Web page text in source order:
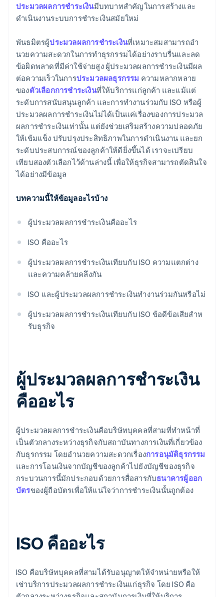
ประมวลผลการชําระเงินมีบทบาทสําคัญในการสร้างและ
ดำเนินงานระบบการชําระเงินสมัยใหม่
พันธมิตรผู้ประมวลผลการชําระเงินที่เหมาะสมสามารถอํา
นวยความสะดวกในการทําธุรกรรมได้อย่างราบรื่นและลด
ข้อผิดพลาดที่มีค่าใช้จ่ายสูง ผู้ประมวลผลการชําระเงินมีผล
ต่อความเร็วในการประมวลผลธุรกรรม ความหลากหลาย
ของตัวเลือกการชําระเงินที่ให้บริการแก่ลูกค้า และแม้แต่
ระดับการสนับสนุนลูกค้า และการทำงานร่วมกับ ISO หรือผู้
ประมวลผลการชําระเงินไม่ได้เป็นแค่เรื่องของการประมวล
ผลการชําระเงินเท่านั้น แต่ยังช่วยเสริมสร้างความปลอดภัย
ให้เข้มแข็ง ปรับปรุงประสิทธิภาพในการดําเนินงาน และยก
ระดับประสบการณ์ของลูกค้าให้ดียิ่งขึ้นได้ เราจะเปรียบ
เทียบสองตัวเลือกไว้ด้านล่างนี้ เพื่อให้ธุรกิจสามารถตัดสินใจ
ได้อย่างมีข้อมูล
บทความนี้ให้ข้อมูลอะไรบ้าง
ผู้ประมวลผลการชําระเงินคืออะไร
ISO คืออะไร
ผู้ประมวลผลการชำระเงินเทียบกับ ISO ความแตกต่าง
และความคล้ายคลึงกัน
ISO และผู้ประมวลผลการชําระเงินทํางานร่วมกันหรือไม่
ผู้ประมวลผลการชำระเงินเทียบกับ ISO ข้อดีข้อเสียสําห
รับธุรกิจ
ผู้ประมวลผลการชําระเงิน
คืออะไร
ผู้ประมวลผลการชําระเงินคือบริษัทบุคคลที่สามที่ทําหน้าที่
เป็นตัวกลางระหว่างธุรกิจกับสถาบันทางการเงินที่เกี่ยวข้อง
กับธุรกรรม โดยอํานวยความสะดวกเรื่องการอนุมัติธุรกรรม
และการโอนเงินจากบัญชีของลูกค้าไปยังบัญชีของธุรกิจ
กระบวนการนี้มักประกอบด้วยการสื่อสารกับธนาคารผู้ออก
บัตรของผู้ถือบัตรเพื่อให้แน่ใจว่าการชําระเงินนั้นถูกต้อง
ISO คืออะไร
ISO คือบริษัทบุคคลที่สามได้รับอนุญาตให้จําหน่ายหรือให้
เช่าบริการประมวลผลการชําระเงินแก่ธุรกิจ โดย ISO คือ